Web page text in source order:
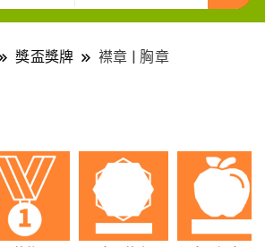
獎盃獎牌 襟章 | 胸章